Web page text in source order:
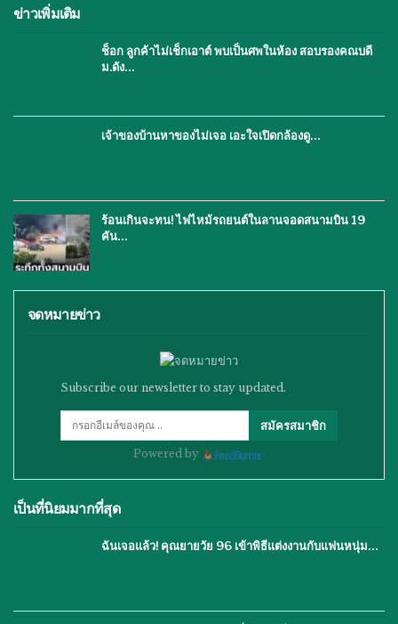
ข่าวเพิ่มเติม
ช็อก ลูกค้าไม่เช็กเอาต์ พบเป็นศพในห้อง สอบรองคณบดี
ม.ดัง…
เจ้าของบ้านหาของไม่เจอ เอะใจเปิดกล้องดู…
ร้อนเกินจะทน! ไฟไหม้รถยนต์ในลานจอดสนามบิน 19
คัน…
จดหมายข่าว
Subscribe our newsletter to stay updated.
สมัครสมาชิก
Powered by
เป็นที่นิยมมากที่สุด
ฉันเจอแล้ว! คุณยายวัย 96 เข้าพิธีแต่งงานกับแฟนหนุ่ม…